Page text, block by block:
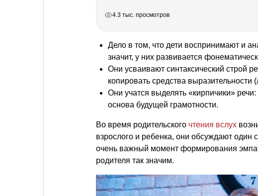
4.3 тыс. просмотров
Дело в том, что дети воспринимают и
значит, у них развивается
Они усваивают синтаксический строй
копировать средства выразительности
Они учатся выделять «кирпичики»
основа будущей грамотности.
Во время родительского чтения вслух
взрослого и ребенка, они обсуждают
очень важный момент формирования
родителя так значим.